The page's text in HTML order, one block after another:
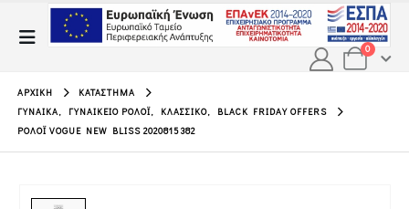
0
ΑΡΧΙΚΉ
ΚΑΤΆΣΤΗΜΑ
ΓΥΝΑΊΚΑ, ΓΥΝΑΙΚΕΊΟ ΡΟΛΌΙ, ΚΛΑΣΣΙΚΌ,
BLACK FRIDAY OFFERS
ΡΟΛΌΙ VOGUE NEW BLISS 2020815382